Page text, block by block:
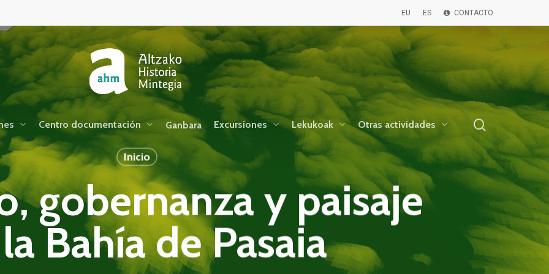
EU ES CONTACTO
Centro documentación Ganbara Excursiones Lekukoak Otras actividades
Inicio
gobernanza y paisaje
Bahía de Pasaia